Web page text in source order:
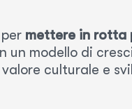
mettere in rotta
un modello di
culturale e